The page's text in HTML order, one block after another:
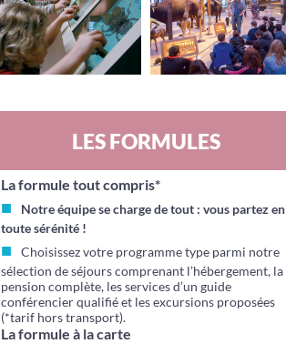
LES FORMULES
La formule tout compris*
Notre équipe se charge de tout : vous partez en
toute sérénité !
Choisissez votre programme type parmi notre
sélection de séjours comprenant l’hébergement, la
pension complète, les services d’un guide
conférencier qualifié et les excursions proposées
(*tarif hors transport).
La formule à la carte